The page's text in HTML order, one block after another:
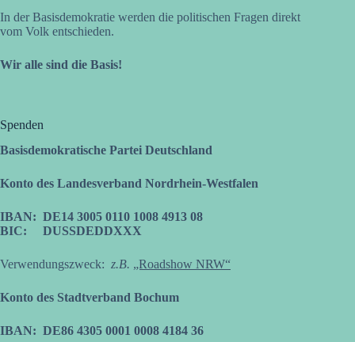
In der Basisdemokratie werden die politischen Fragen direkt
vom Volk entschieden.
Wir alle sind die Basis!
Spenden
Basisdemokratische Partei Deutschland
Konto des Landesverband Nordrhein-Westfalen
IBAN: DE14 3005 0110 1008 4913 08
BIC: DUSSDEDDXXX
Verwendungszweck: z.B. „Roadshow NRW“
Konto des Stadtverband Bochum
IBAN: DE86 4305 0001 0008 4184 36